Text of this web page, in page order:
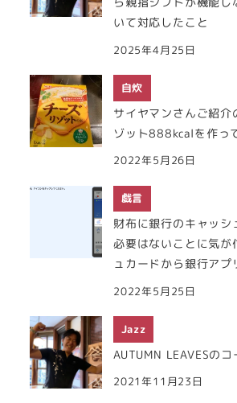
いて対応したこと
2025年4月25日
自炊
サイヤマンさんご紹介
ゾット888kcalを作っ
2022年5月26日
戯言
財布に銀行のキャッシ
必要はないことに気が
ュカードから銀行アプ
2022年5月25日
Jazz
AUTUMN LEAVESの
2021年11月23日